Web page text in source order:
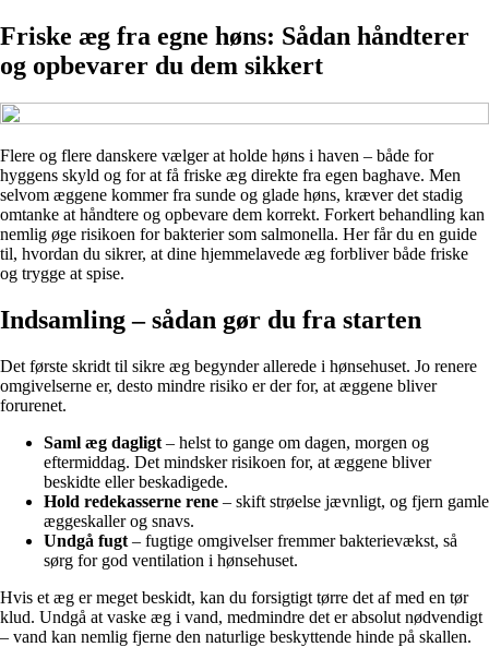
Friske æg fra egne høns: Sådan håndterer
og opbevarer du dem sikkert
Flere og flere danskere vælger at holde høns i haven – både for
hyggens skyld og for at få friske æg direkte fra egen baghave. Men
selvom æggene kommer fra sunde og glade høns, kræver det stadig
omtanke at håndtere og opbevare dem korrekt. Forkert behandling kan
nemlig øge risikoen for bakterier som salmonella. Her får du en guide
til, hvordan du sikrer, at dine hjemmelavede æg forbliver både friske
og trygge at spise.
Indsamling – sådan gør du fra starten
Det første skridt til sikre æg begynder allerede i hønsehuset. Jo renere
omgivelserne er, desto mindre risiko er der for, at æggene bliver
forurenet.
Saml æg dagligt – helst to gange om dagen, morgen og
eftermiddag. Det mindsker risikoen for, at æggene bliver
beskidte eller beskadigede.
Hold redekasserne rene – skift strøelse jævnligt, og fjern gamle
æggeskaller og snavs.
Undgå fugt – fugtige omgivelser fremmer bakterievækst, så
sørg for god ventilation i hønsehuset.
Hvis et æg er meget beskidt, kan du forsigtigt tørre det af med en tør
klud. Undgå at vaske æg i vand, medmindre det er absolut nødvendigt
– vand kan nemlig fjerne den naturlige beskyttende hinde på skallen.